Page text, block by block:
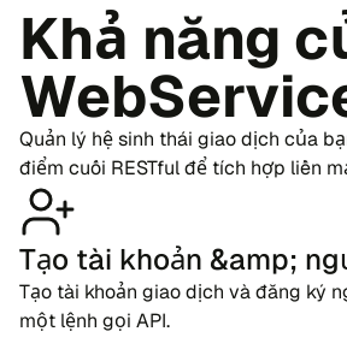
Khả năng
Quản lý hệ sinh thái giao dịch của
điểm cuối RESTful để tích hợp liền
Tạo tài khoản &amp;
Tạo tài khoản giao dịch và đăng ký
một lệnh gọi API.